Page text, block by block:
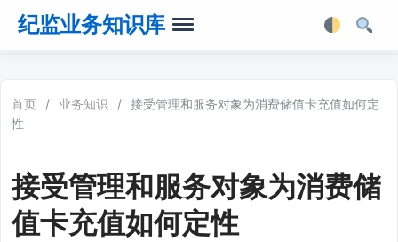
纪监业务知识库
法律法规
业务软件
首页 / 业务知识 / 接受管理和服务对象为消费储值卡充值如何定
性
接受管理和服务对象为消费储
值卡充值如何定性